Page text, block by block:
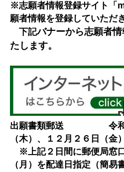
※志願者情報登録サイト「
願者情報を登録していただ
下記バナーから志願者
たします。
出願書類郵送 令和７
（木）、１２月２６日（金）
※上記２日間に郵便局窓
（月）を配達日指定（簡易